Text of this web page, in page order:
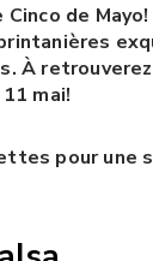
de
À retrouverez
mai!
pour une